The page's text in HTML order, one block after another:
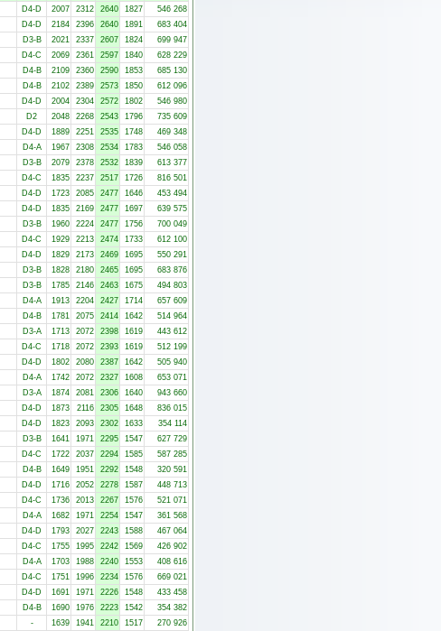
D4-D 2007 2312 2640 1827
546 268
D4-D 2184 2396 2640 1891
683 404
D3-B 2021 2337 2607 1824
699 947
D4-C 2069 2361 2597 1840
628 229
D4-B 2109 2360 2590 1853
685 130
D4-B 2102 2389 2573 1850
612 096
D4-D 2004 2304 2572 1802
546 980
D2 2048 2268 2543 1796
735 609
D4-D 1889 2251 2535 1748
469 348
D4-A 1967 2308 2534 1783
546 058
D3-B 2079 2378 2532 1839
613 377
D4-C 1835 2237 2517 1726
816 501
D4-D 1723 2085 2477 1646
453 494
D4-D 1835 2169 2477 1697
639 575
D3-B 1960 2224 2477 1756
700 049
D4-C 1929 2213 2474 1733
612 100
D4-D 1829 2173 2469 1695
550 291
D3-B 1828 2180 2465 1695
683 876
D3-B 1785 2146 2463 1675
494 803
D4-A 1913 2204 2427 1714
657 609
D4-B 1781 2075 2414 1642
514 964
D3-A 1713 2072 2398 1619
443 612
D4-C 1718 2072 2393 1619
512 199
D4-D 1802 2080 2387 1642
505 940
D4-A 1742 2072 2327 1608
653 071
D3-A 1874 2081 2306 1640
943 660
D4-D 1873 2116 2305 1648
836 015
D4-D 1823 2093 2302 1633
354 114
D3-B 1641 1971 2295 1547
627 729
D4-C 1722 2037 2294 1585
587 285
D4-B 1649 1951 2292 1548
320 591
D4-D 1716 2052 2278 1587
448 713
D4-C 1736 2013 2267 1576
521 071
D4-A 1682 1971 2254 1547
361 568
D4-D 1793 2027 2243 1588
467 064
D4-C 1755 1995 2242 1569
426 902
D4-A 1703 1988 2240 1553
408 616
D4-C 1751 1996 2234 1576
669 021
D4-D 1691 1971 2226 1548
433 458
D4-B 1690 1976 2223 1542
354 382
- 1639 1941 2210 1517
270 926